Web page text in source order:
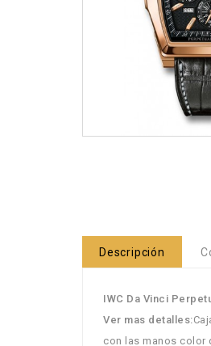
Descripción
IWC Da Vinci
Ver mas detalles:
con las manos color